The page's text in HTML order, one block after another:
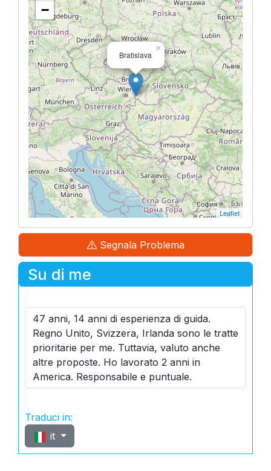
Bratislava
×
−
Leaflet
Segnala Problema
Su di me
47 anni, 14 anni di esperienza di guida.
Regno Unito, Svizzera, Irlanda sono le tratte
prioritarie per me. Tuttavia, valuto anche
altre proposte. Ho lavorato 2 anni in
America. Responsabile e puntuale.
Traduci in:
it